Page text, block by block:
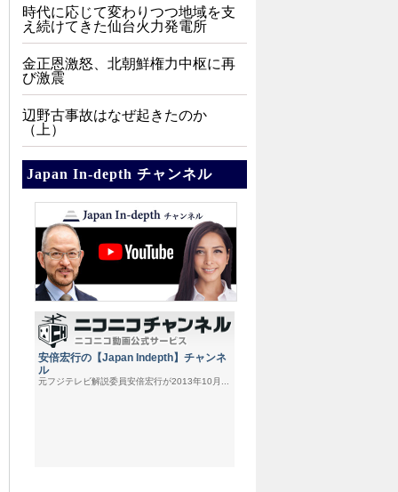
時代に応じて変わりつつ地域を支
え続けてきた仙台火力発電所
金正恩激怒、北朝鮮権力中枢に再
び激震
辺野古事故はなぜ起きたのか
（上）
Japan In-depth チャンネル